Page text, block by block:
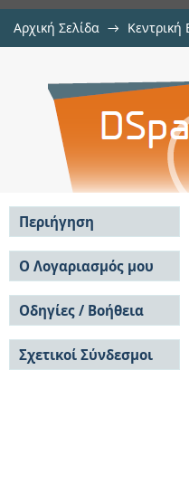
Αρχική Σελίδα →
Generalized Y-
αγωγιμότητα
Περιήγηση
Σε όλο το DSpace
Κοινότητες & Συλλογές
Ανά Ημερομηνία
Έκδοσης
Συγγραφείς
Τίτλοι
Θέματα
Ο Λογαριασμός μου
Σύνδεση
Εγγραφή
Οδηγίες / Βοήθεια
Οδηγίες Υποβολής
Οδηγίες Χρήσης ΙΑ
Συχνές Ερωτήσεις
Σχετικοί Σύνδεσμοι